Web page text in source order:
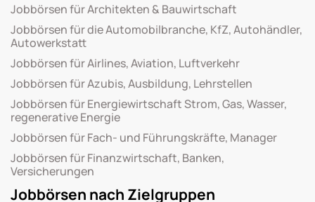
Jobbörsen für Architekten & Bauwirtschaft
Jobbörsen für die Automobilbranche, KfZ, Autohändler,
Autowerkstatt
Jobbörsen für Airlines, Aviation, Luftverkehr
Jobbörsen für Azubis, Ausbildung, Lehrstellen
Jobbörsen für Energiewirtschaft Strom, Gas, Wasser,
regenerative Energie
Jobbörsen für Fach- und Führungskräfte, Manager
Jobbörsen für Finanzwirtschaft, Banken,
Versicherungen
Jobbörsen nach Zielgruppen